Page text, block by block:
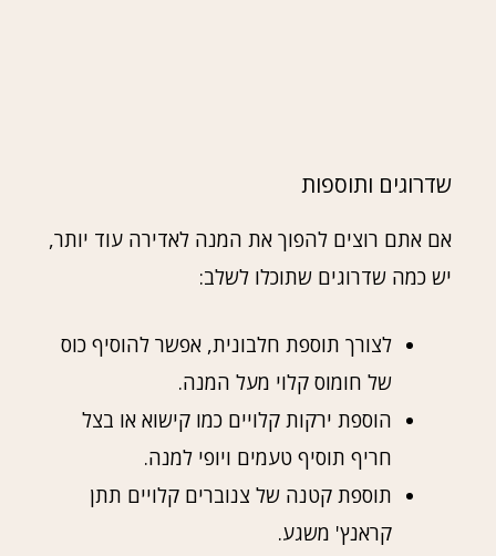
שדרוגים ותוספות
אם אתם רוצים להפוך את המנה לאדירה עוד יותר,
יש כמה שדרוגים שתוכלו לשלב:
לצורך תוספת חלבונית, אפשר להוסיף כוס
של חומוס קלוי מעל המנה.
הוספת ירקות קלויים כמו קישוא או בצל
חריף תוסיף טעמים ויופי למנה.
תוספת קטנה של צנוברים קלויים תתן
קראנץ' משגע.